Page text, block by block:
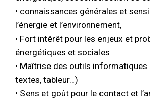
• connaissances générales et
l’énergie et l’environnement,
• Fort intérêt pour les enjeux et
énergétiques et sociales
• Maîtrise des outils
textes, tableur…)
• Sens et goût pour le contact et